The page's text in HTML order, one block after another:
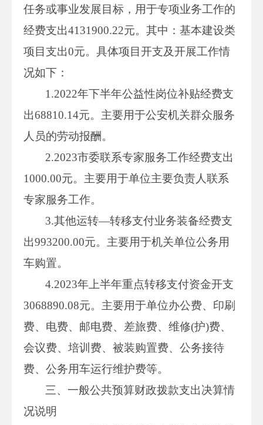
任务或事业发展目标，用于专项业务工作的
经费支出4131900.22元。其中：基本建设类
项目支出0元。具体项目开支及开展工作情
况如下：
1.2022年下半年公益性岗位补贴经费支
出68810.14元。主要用于公安机关群众服务
人员的劳动报酬。
2.2023市委联系专家服务工作经费支出
1000.00元。主要用于单位主要负责人联系
专家服务工作。
3.其他运转—转移支付业务装备经费支
出993200.00元。主要用于机关单位公务用
车购置。
4.2023年上半年重点转移支付资金开支
3068890.08元。主要用于单位办公费、印刷
费、电费、邮电费、差旅费、维修(护)费、
会议费、培训费、被装购置费、公务接待
费、公务用车运行维护费等。
三、一般公共预算财政拨款支出决算情
况说明